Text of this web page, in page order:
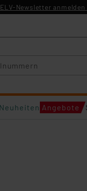
Newsletter
Neuheiten Angebote